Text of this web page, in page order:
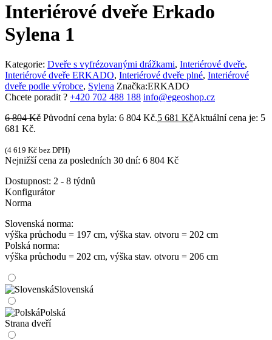
Interiérové dveře Erkado
Sylena 1
Kategorie: Dveře s vyfrézovanými drážkami, Interiérové dveře,
Interiérové dveře ERKADO, Interiérové dveře plné, Interiérové
dveře podle výrobce, Sylena Značka:ERKADO
Chcete poradit ? +420 702 488 188 info@egeoshop.cz
6 804Kč Původní cena byla: 6 804 Kč.5 681 KčAktuální cena je: 5
681 Kč.
(4 619 Kč bez DPH)
Nejnižší cena za posledních 30 dní: 6 804 Kč
Dostupnost: 2 - 8 týdnů
Konfigurátor
Norma
Slovenská norma:
výška průchodu = 197 cm, výška stav. otvoru = 202 cm
Polská norma:
výška průchodu = 202 cm, výška stav. otvoru = 206 cm
Slovenská
Polská
Strana dveří